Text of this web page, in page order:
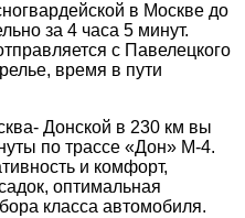
в Москве до
за 4 часа 5 минут.
с Павелецкого
время в пути
Донской в 230 км вы
по трассе «Дон» М-4.
и комфорт,
оптимальная
класса автомобиля.